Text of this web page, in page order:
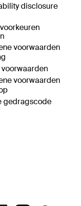
disclosure
voorwaarden
voorwaarden
voorwaarden
gedragscode